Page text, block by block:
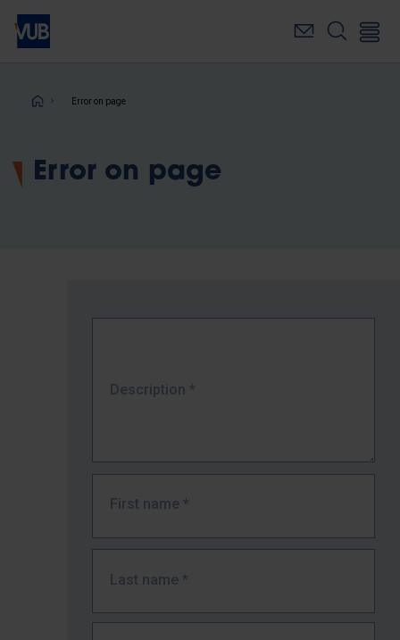
Skip
main
Breadcrumb
Error on page
Error on page
Description *
First name *
Last name *